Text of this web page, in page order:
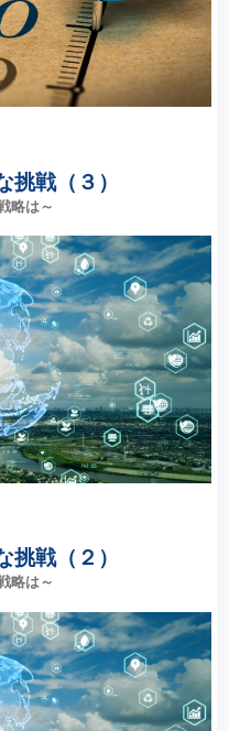
戦（３）
略は～
戦（２）
略は～